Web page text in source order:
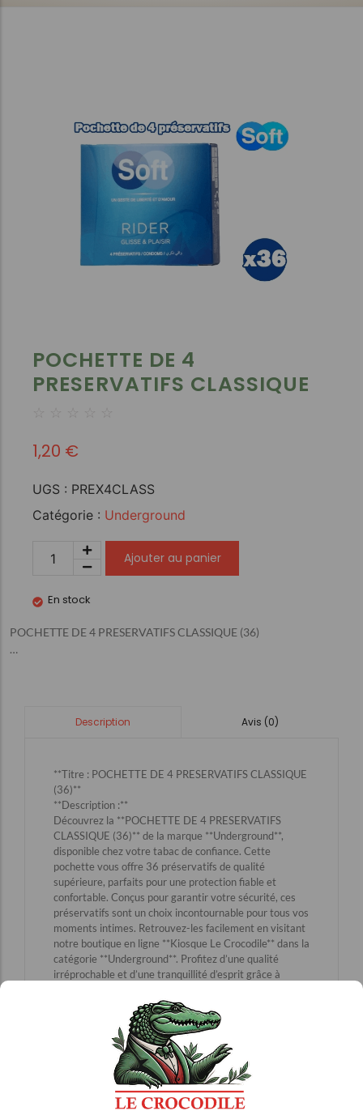
POCHETTE DE 4
PRESERVATIFS CLASSIQUE
☆ ☆ ☆ ☆ ☆
1,20 €
UGS : PREX4CLASS
Catégorie : Underground
Ajouter au panier
En stock
POCHETTE DE 4 PRESERVATIFS CLASSIQUE (36)
…
Description Avis (0)
**Titre : POCHETTE DE 4 PRESERVATIFS CLASSIQUE
(36)**
**Description :**
Découvrez la **POCHETTE DE 4 PRESERVATIFS
CLASSIQUE (36)** de la marque **Underground**,
disponible chez votre tabac de confiance. Cette
pochette vous offre 36 préservatifs de qualité
supérieure, parfaits pour une protection fiable et
confortable. Conçus pour garantir votre sécurité, ces
préservatifs sont un choix incontournable pour tous vos
moments intimes. Retrouvez-les facilement en visitant
notre boutique en ligne **Kiosque Le Crocodile** dans la
catégorie **Underground**. Profitez d’une qualité
irréprochable et d’une tranquillité d’esprit grâce à
Visitez Undergroundpour plus de détails et pour
commander votre pochette dès maintenant.
**Mots-clés :** underground, tabac, qualité